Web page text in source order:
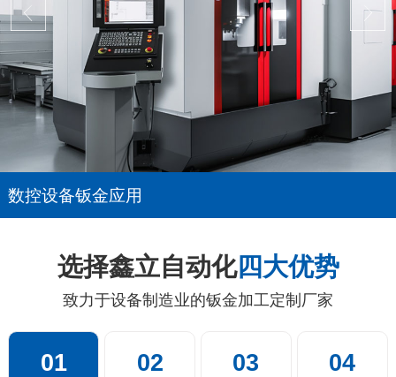
数控设备钣金应用
选择鑫立自动化四大优势
致力于设备制造业的钣金加工定制厂家
01 02 03 04